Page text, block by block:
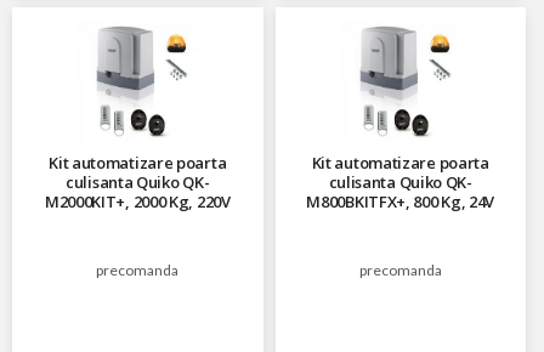
Kit automatizare poarta
culisanta Quiko QK-
M2000KIT+, 2000 Kg, 220V
precomanda
Kit automatizare poarta
culisanta Quiko QK-
M800BKITFX+, 800 Kg, 24V
precomanda